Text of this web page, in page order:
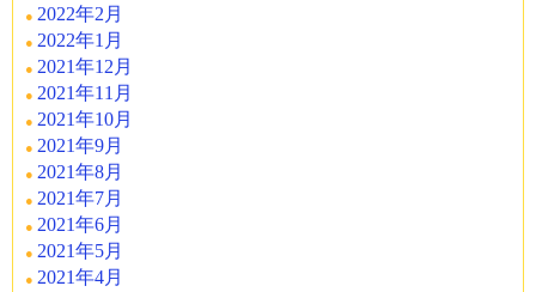
2022年2月
2022年1月
2021年12月
2021年11月
2021年10月
2021年9月
2021年8月
2021年7月
2021年6月
2021年5月
2021年4月